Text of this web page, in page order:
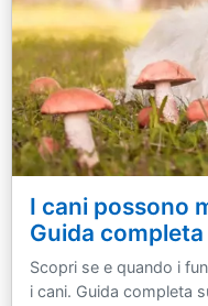
I cani possono
Guida completa
Scopri se e quando i
i cani. Guida completa